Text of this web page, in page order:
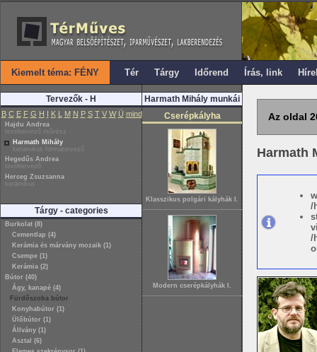
Kiemelt téma: FÉNY Tér Tárgy Időrend Írás, link
Tervezők - H
B C E F G H I K L M N P S T V W Ü mind
Hajdu Andrea
textiltervező művész
Harmath Mihály
keramikus formatervező
Hegedűs Andrea
textiltervező
Herceg Zsuzsanna
kerámikus
Tárgy - categories
Burkolat (8)
Cementlap (4)
Kerámia és márvány mozaik (1)
Csempe (1)
Kerámia (2)
Bútor (40)
Ágy, kanapé (4)
Fürdőszoba bútor
Konyhabútor (1)
Ülőbútor (1)
Állvány (1)
Asztal (6)
Harmath Mihály munkái
Cserépkályha
Klasszikus polgári kályhák I.
Modern cserépkályhák I.
Az oldal
Harmath
/
/